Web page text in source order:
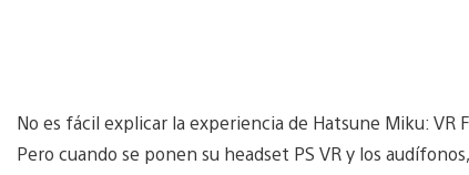
No es fácil explicar la experiencia de Hatsune Miku: VR
Pero cuando se ponen su headset PS VR y los